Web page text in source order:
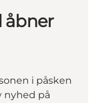
åbner
i påsken
nyhed på